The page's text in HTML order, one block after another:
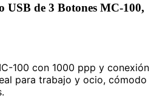
de 3 Botones MC-100,
100 con 1000 ppp y conexión
para trabajo y ocio, cómodo